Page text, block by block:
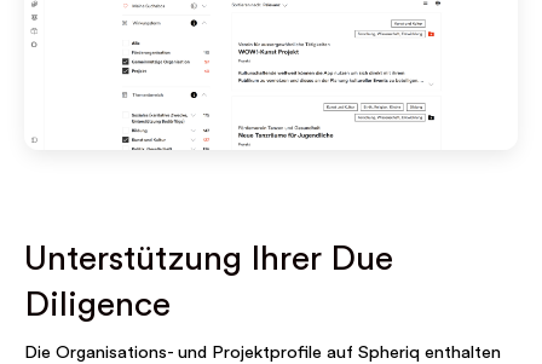
Unterstützung Ihrer Due
Diligence
Die Organisations- und Projektprofile auf Spheriq enthalten